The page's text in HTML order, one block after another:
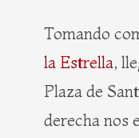
Tomando
la Estrella,
Plaza de
derecha nos